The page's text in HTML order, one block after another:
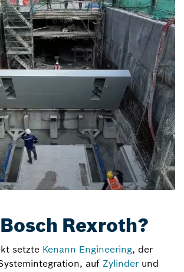
Rexroth?
setzte Kenann Engineering, der
auf Zylinderund